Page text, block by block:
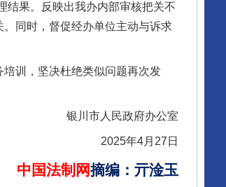
果。反映出我办内部审核把关不
同时，督促经办单位主动与诉求
训，坚决杜绝类似问题再次发
银川市人民政府办公室
2025年4月27日
中国法制网摘编 ： 亓淦玉